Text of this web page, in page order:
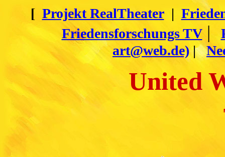
[ Projekt RealTheater|
Friedensforschungs TV|
art@web.de)|
United